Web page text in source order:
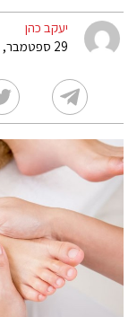
יעקב כהן
29 ספטמבר, 2025 11:51